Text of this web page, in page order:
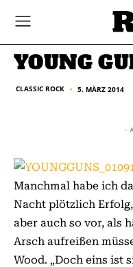
CLASSIC
YOUNG
CLASSIC ROCK ■ 5. MÄRZ 2014
-
Manchmal habe ich
Nacht plötzlich
aber auch so vor, als
Arsch aufreißen
Wood. „Doch eins ist